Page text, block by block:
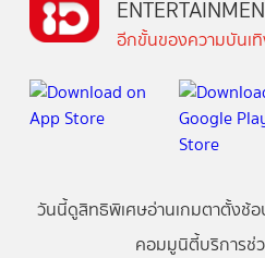
อีกขั้นของความบันเ
วันนี้ดูสิทธิพิเศษอ่านเกมตาตั้งช้
คอมมูนิตี้บริการช่